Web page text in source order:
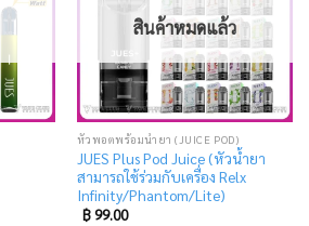
สินค้าหมดแล้ว
หัวพอตพร้อมน้ำยา (JUICE POD)
JUES Plus Pod Juice (หัวน้ำยา
สามารถใช้ร่วมกับเครื่อง Relx
Infinity/Phantom/Lite)
฿99.00